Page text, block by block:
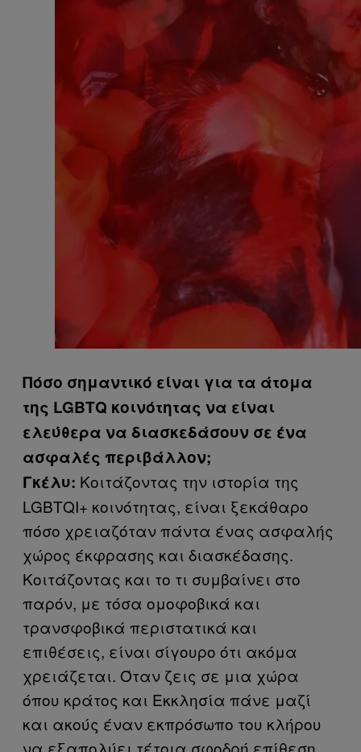
Πόσο σημαντικό είναι για τα άτομα
της LGBTQ κοινότητας να είναι
ελεύθερα να διασκεδάσουν σε ένα
ασφαλές περιβάλλον;
Γκέλυ: Κοιτάζοντας την ιστορία της
LGBTQI+ κοινότητας, είναι ξεκάθαρο
πόσο χρειαζόταν πάντα ένας ασφαλής
χώρος έκφρασης και διασκέδασης.
Κοιτάζοντας και το τι συμβαίνει στο
παρόν, με τόσα ομοφοβικά και
τρανσφοβικά περιστατικά και
επιθέσεις, είναι σίγουρο ότι ακόμα
χρειάζεται. Όταν ζεις σε μια χώρα
όπου κράτος και Εκκλησία πάνε μαζί
και ακούς έναν εκπρόσωπο του κλήρου
να εξαπολύει τέτοια σφοδρή επίθεση